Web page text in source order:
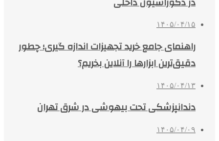
۱۴۰۵/۰۴/۱۵
راهنمای جامع خرید تجهیزات اندازه گیری؛ چطور
دقیق‌ترین ابزارها را آنلاین بخریم؟
۱۴۰۵/۰۴/۱۳
دندانپزشکی تحت بیهوشی در شرق تهران
۱۴۰۵/۰۴/۰۹